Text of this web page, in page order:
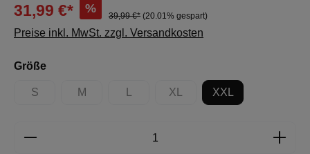
31,99 €* %
39,99 €* (20.01% gespart)
Preise inkl. MwSt. zzgl. Versandkosten
Größeauswählen
S
(Diese Option ist zurzeit nicht verfügbar.)
M
(Diese Option ist zurzeit nicht verfügbar.)
(Diese Option ist zurzeit nicht verfügbar.)
XL
(Diese Option ist zurzeit nicht
XXL
Produkt Anzahl: Gib den gewünschten